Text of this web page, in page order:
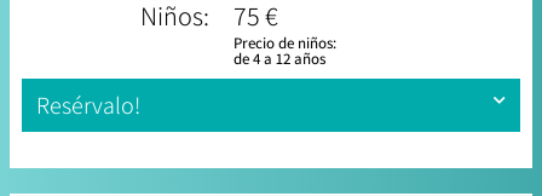
Niños: 75 €
Precio de niños:
de 4 a 12 años
Resérvalo!